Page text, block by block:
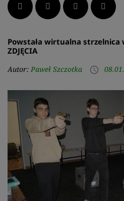
Facebook Twitter LinkedIn
Powstała wirtualna strzelnica
ZDJĘCIA
Autor: Paweł Szczotka access_time